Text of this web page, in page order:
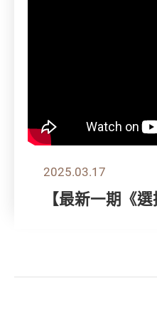
2025.03.17
【最新一期《